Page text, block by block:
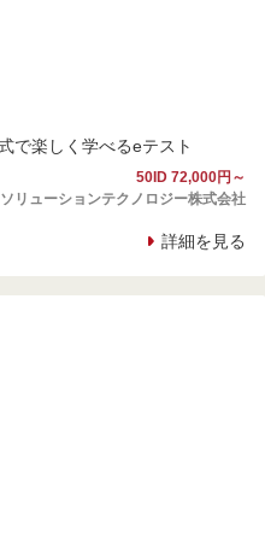
で楽しく学べるeテスト
50ID 72,000円～
リューションテクノロジー株式会社
詳細を見る